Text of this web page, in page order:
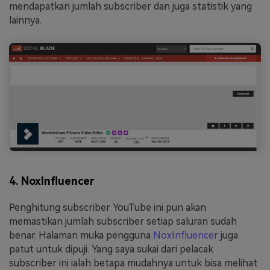
mendapatkan jumlah subscriber dan juga statistik yang
lainnya.
4. NoxInfluencer
Penghitung subscriber YouTube ini pun akan
memastikan jumlah subscriber setiap saluran sudah
benar. Halaman muka pengguna NoxInfluencer juga
patut untuk dipuji. Yang saya sukai dari pelacak
subscriber ini ialah betapa mudahnya untuk bisa melihat